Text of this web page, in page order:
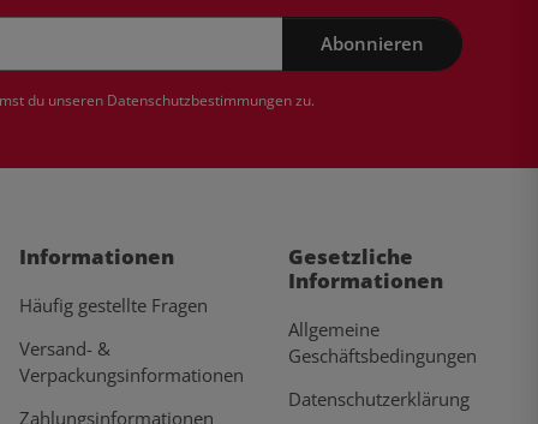
Abonnieren
du unseren Datenschutzbestimmungenzu.
Informationen
Häufig gestellte Fragen
Versand- &
Verpackungsinformationen
Zahlungsinformationen
Gesetzliche
Informationen
Allgemeine
Geschäftsbedingungen
Datenschutzerklärung